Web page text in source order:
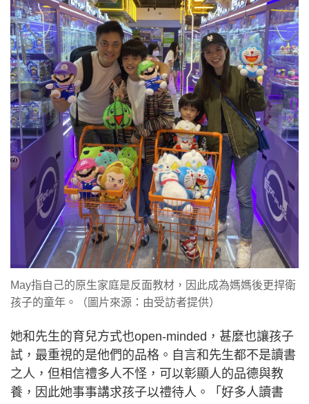
May指自己的原生家庭是反面教材，因此成為媽媽後更捍衛
孩子的童年。（圖片來源：由受訪者提供）
她和先生的育兒方式也open-minded，甚麼也讓孩子
試，最重視的是他們的品格。自言和先生都不是讀書
之人，但相信禮多人不怪，可以彰顯人的品德與教
養，因此她事事講求孩子以禮待人。「好多人讀書